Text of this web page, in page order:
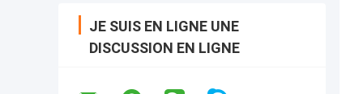
JE SUIS EN LIGNE UNE
DISCUSSION EN LIGNE